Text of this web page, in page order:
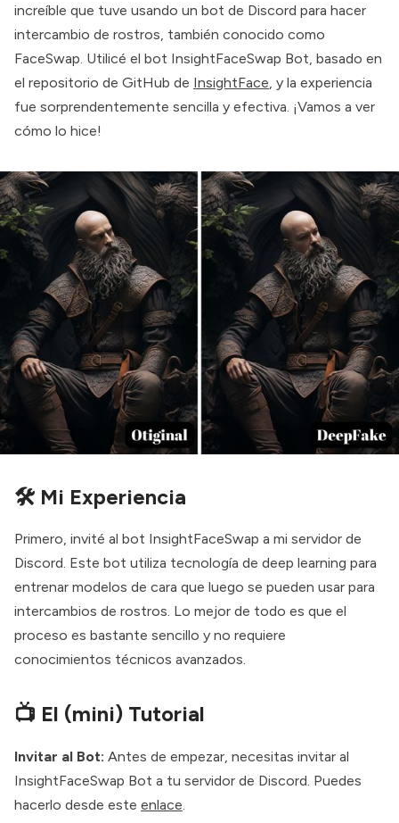
increíble que tuve usando un bot de Discord para hacer
intercambio de rostros, también conocido como
FaceSwap. Utilicé el bot InsightFaceSwap Bot, basado en
el repositorio de GitHub de InsightFace, y la experiencia
fue sorprendentemente sencilla y efectiva. ¡Vamos a ver
cómo lo hice!
🛠 Mi Experiencia
Primero, invité al bot InsightFaceSwap a mi servidor de
Discord. Este bot utiliza tecnología de deep learning para
entrenar modelos de cara que luego se pueden usar para
intercambios de rostros. Lo mejor de todo es que el
proceso es bastante sencillo y no requiere
conocimientos técnicos avanzados.
📺 El (mini) Tutorial
Invitar al Bot: Antes de empezar, necesitas invitar al
InsightFaceSwap Bot a tu servidor de Discord. Puedes
hacerlo desde este enlace.